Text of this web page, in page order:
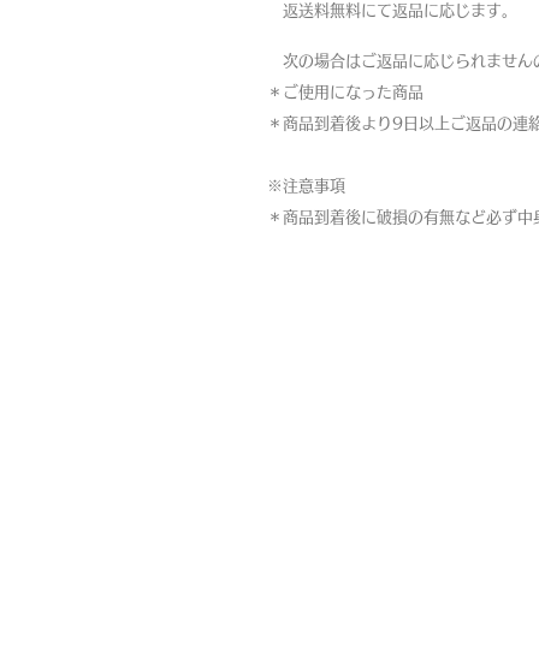
返送料無料にて返品に応じます。
次の場合はご返品に応じられません
＊ご使用になった商品
＊商品到着後より9日以上ご返品の連
※注意事項
＊商品到着後に破損の有無など必ず